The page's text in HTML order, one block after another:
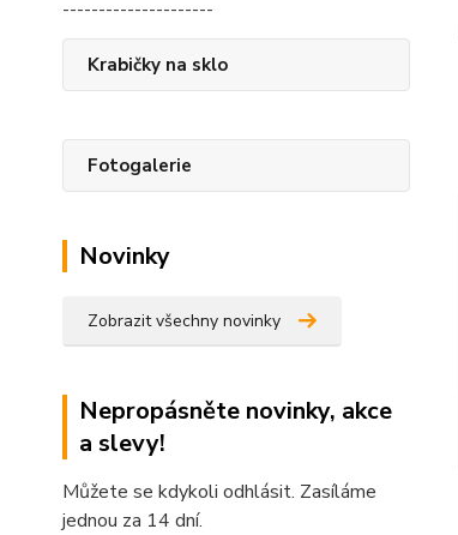
---------------------
Krabičky na sklo
Fotogalerie
Novinky
Zobrazit všechny novinky
Nepropásněte novinky, akce
a slevy!
Můžete se kdykoli odhlásit. Zasíláme
jednou za 14 dní.